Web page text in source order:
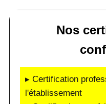
Nos
▸ Certification
l'établissement